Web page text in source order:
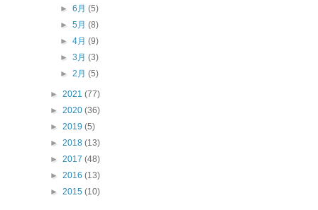
►6月(5)
►5月(8)
►4月(9)
►3月(3)
►2月(5)
► 2021 (77)
► 2020 (36)
► 2019 (5)
► 2018 (13)
► 2017 (48)
► 2016 (13)
► 2015 (10)